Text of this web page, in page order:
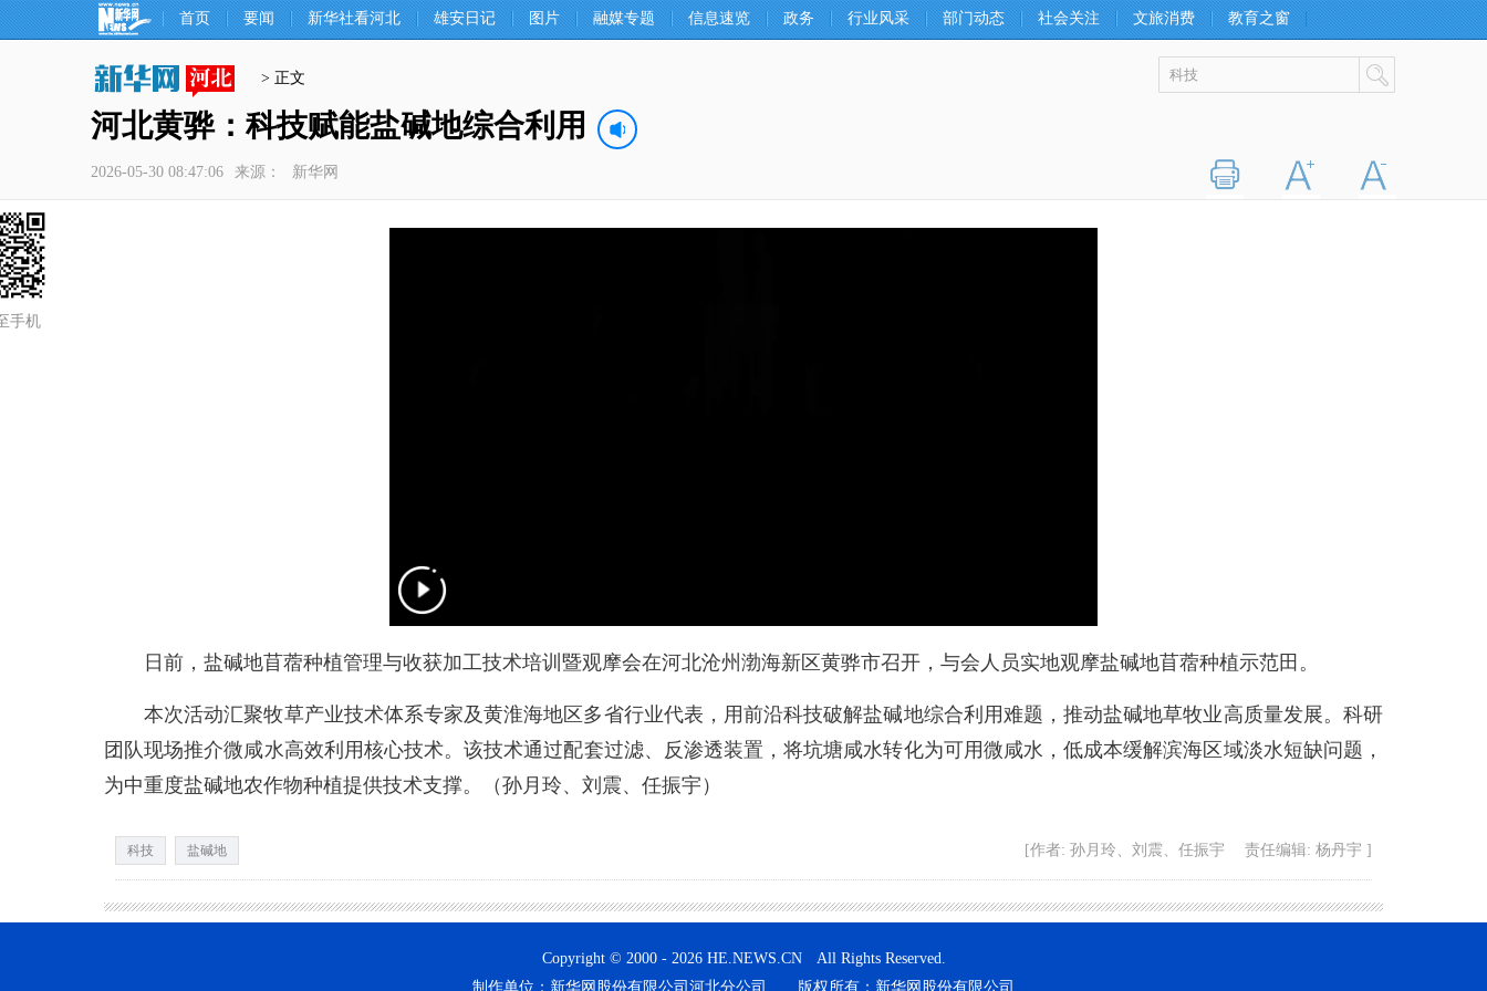
首页 要闻 新华社看河北 雄安日记 图片 融媒专题 信息速览 政务 行业风采 部门动态 社会关注 文旅消费 教育之窗
> 正文
河北黄骅：科技赋能盐碱地综合利用
2026-05-30 08:47:06 来源： 新华网
手机
日前，盐碱地苜蓿种植管理与收获加工技术培训暨观摩会在河北沧州渤海新区黄骅市召开，与会人员实地观摩盐碱地苜蓿种植示范田。
本次活动汇聚牧草产业技术体系专家及黄淮海地区多省行业代表，用前沿科技破解盐碱地综合利用难题，推动盐碱地草牧业高质量发展。科研
团队现场推介微咸水高效利用核心技术。该技术通过配套过滤、反渗透装置，将坑塘咸水转化为可用微咸水，低成本缓解滨海区域淡水短缺问题，
为中重度盐碱地农作物种植提供技术支撑。（孙月玲、刘震、任振宇）
科技 盐碱地 [作者: 孙月玲、刘震、任振宇 责任编辑: 杨丹宇 ]
Copyright © 2000 - 2026 HE.NEWS.CN All Rights Reserved.
制作单位：新华网股份有限公司河北分公司 版权所有：新华网股份有限公司